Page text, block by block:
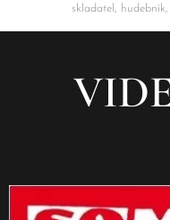
skladatel,